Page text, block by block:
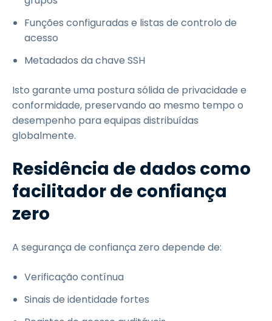
Funções configuradas e listas de controlo de
acesso
Metadados da chave SSH
Isto garante uma postura sólida de privacidade e
conformidade, preservando ao mesmo tempo o
desempenho para equipas distribuídas
globalmente.
Residência de dados como
facilitador de confiança
zero
A segurança de confiança zero depende de:
Verificação contínua
Sinais de identidade fortes